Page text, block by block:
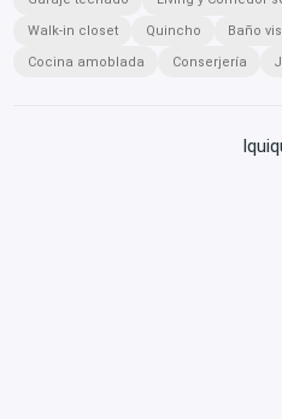
Walk-in closet
Quincho Baño
Cocina amoblada
Conserjería